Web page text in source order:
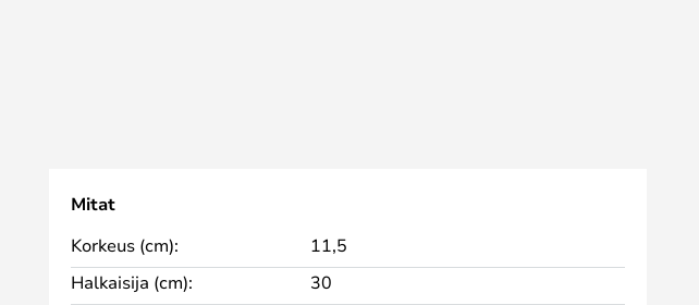
Mitat
Korkeus (cm):
11,5
Halkaisija (cm):
30